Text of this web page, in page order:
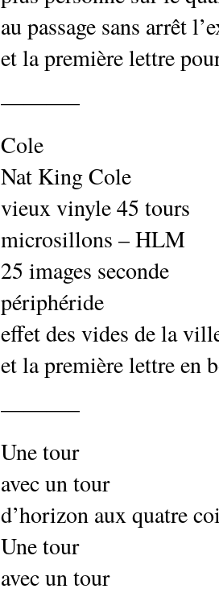
au passage sans arrêt
et la première lettre
———–
Cole
Nat King Cole
vieux vinyle 45 tours
microsillons – HLM
25 images seconde
périphéride
effet des vides de la
et la première lettre en
———–
Une tour
avec un tour
d’horizon aux quatre
Une tour
avec un tour